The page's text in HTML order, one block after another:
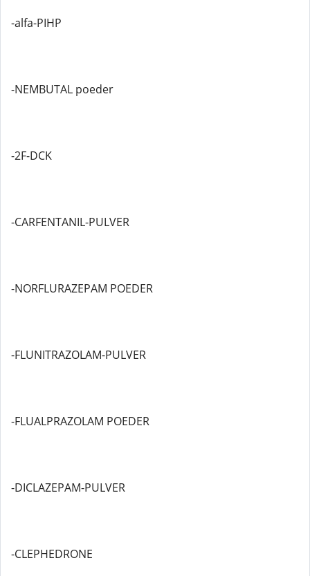
-alfa-PIHP
-NEMBUTAL poeder
-2F-DCK
-CARFENTANIL-PULVER
-NORFLURAZEPAM POEDER
-FLUNITRAZOLAM-PULVER
-FLUALPRAZOLAM POEDER
-DICLAZEPAM-PULVER
-CLEPHEDRONE